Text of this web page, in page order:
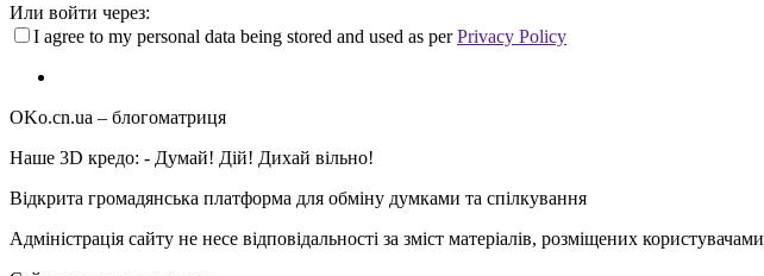
Или войти через:
I agree to my personal data being stored and used as perPrivacy Policy
OKo.cn.ua – блогоматриця
Наше 3D кредо: - Думай! Дій! Дихай вільно!
Відкрита громадянська платформа для обміну думками та спілкування
Адміністрація сайту не несе відповідальності за зміст матеріалів, розміщених користувачами